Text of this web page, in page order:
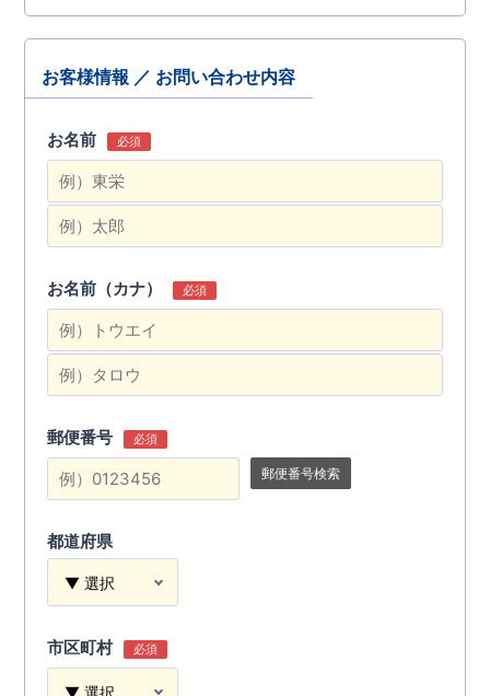
お客様情報 ／ お問い合わせ内容
お名前 必須
お名前（カナ） 必須
郵便番号 必須
郵便番号検索
都道府県
市区町村 必須